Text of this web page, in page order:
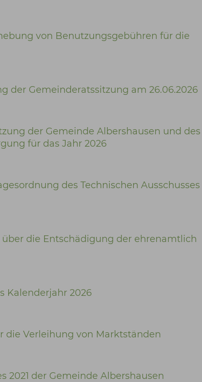
von Benutzungsgebühren für die
der Gemeinderatssitzung am 26.06.2026
der Gemeinde Albershausen und des
für das Jahr 2026
des Technischen
die Entschädigung der ehrenamtlich
Kalenderjahr 2026
Verleihung von Marktständen
2021 der Gemeinde Albershausen